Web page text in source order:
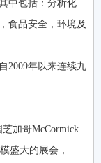
中包括：分析化
食品安全，环境及
2009年以来连续九
芝加哥McCormick
盛大的展会，